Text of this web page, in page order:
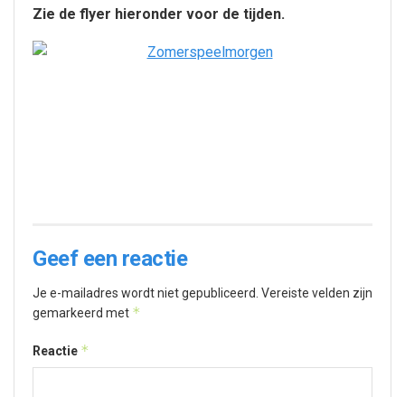
Zie de flyer hieronder voor de tijden.
Geef een reactie
Je e-mailadres wordt niet gepubliceerd. Vereiste velden zijn
gemarkeerd met *
Reactie *